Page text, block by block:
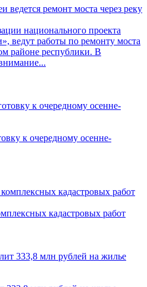
ремонт моста через реку
национального проекта
ведут работы по ремонту моста
районе республики. В
к очередному осенне-
кадастровых работ